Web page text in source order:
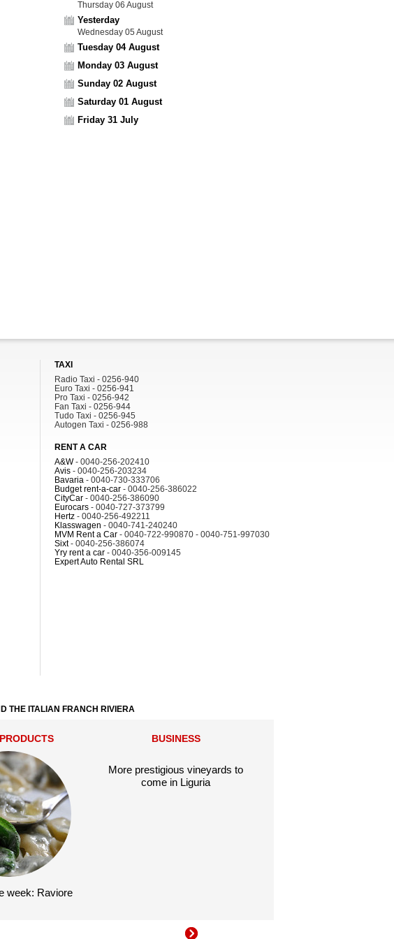
Thursday 06 August
Yesterday
Wednesday 05 August
Tuesday 04 August
Monday 03 August
Sunday 02 August
Saturday 01 August
Friday 31 July
TAXI
Radio Taxi - 0256-940
Euro Taxi - 0256-941
Pro Taxi - 0256-942
Fan Taxi - 0256-944
Tudo Taxi - 0256-945
Autogen Taxi - 0256-988
RENT A CAR
A&W- 0040-256-202410
Avis - 0040-256-203234
Bavaria - 0040-730-333706
Budget rent-a-car - 0040-256-386022
CityCar - 0040-256-386090
Eurocars - 0040-727-373799
Hertz - 0040-256-492211
Klasswagen - 0040-741-240240
MVM Rent a Car - 0040-722-990870 - 0040-751-997030
Sixt- 0040-256-386074
Yry rent a car - 0040-356-009145
Expert Auto Rental SRL
THE ITALIAN FRANCH RIVIERA
week: Raviore
BUSINESS
More prestigious vineyards to
come in Liguria